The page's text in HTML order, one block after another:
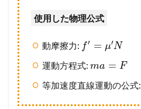
使用した物理公式
動摩擦力: f′ = μ′N
運動方程式: ma = F
等加速度直線運動の公式: